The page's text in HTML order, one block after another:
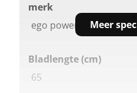
merk
ego power plus
Bladlengte (cm)
65
Meer